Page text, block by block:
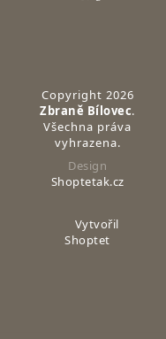
Copyright 2026
Zbraně Bílovec.
Všechna práva
vyhrazena.
Design
Shoptetak.cz
Vytvořil
Shoptet